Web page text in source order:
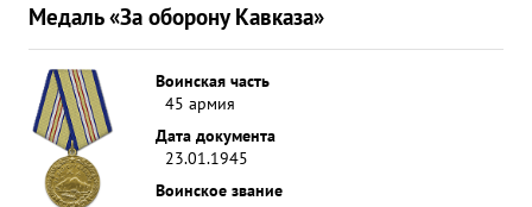
Медаль «За оборону Кавказа»
Воинская часть
45 армия
Дата документа
23.01.1945
Воинское звание